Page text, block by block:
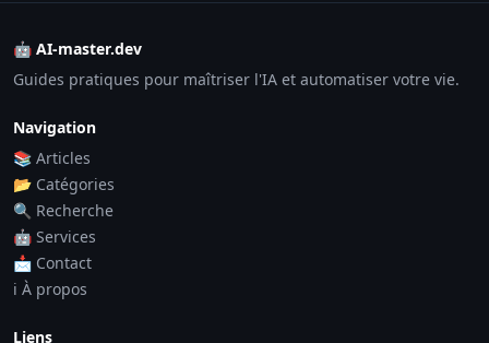
🤖 AI-master.dev
Guides pratiques pour maîtriser l'IA et automatiser votre vie.
Navigation
📚 Articles
📂 Catégories
🔍 Recherche
🤖 Services
📩 Contact
ℹ️ À propos
Liens